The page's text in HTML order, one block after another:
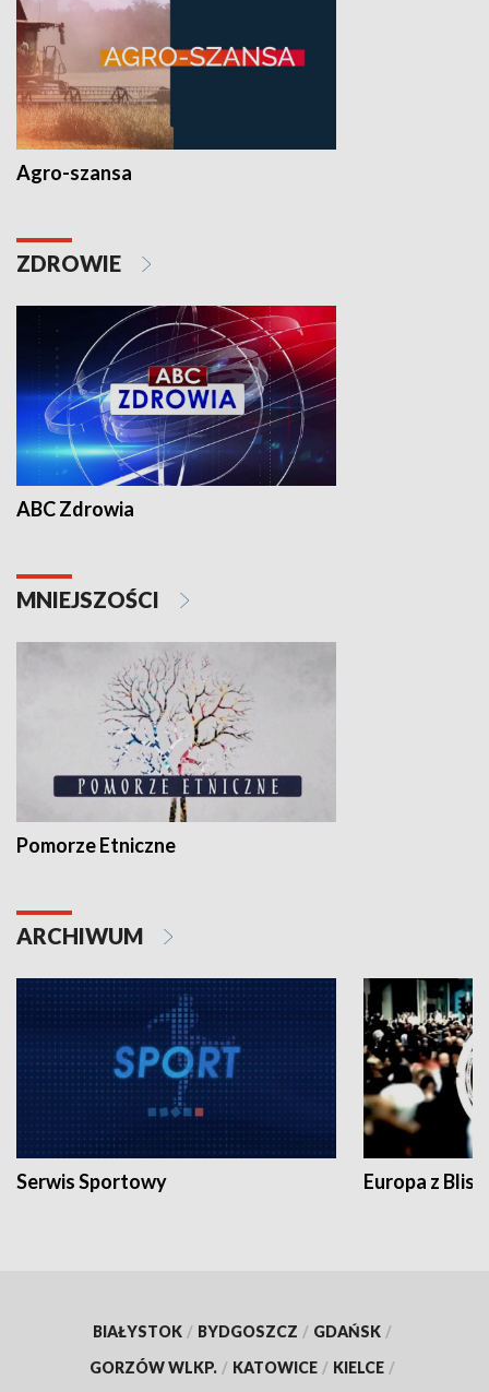
Agro-szansa
ZDROWIE
ABC Zdrowia
MNIEJSZOŚCI
Pomorze Etniczne
ARCHIWUM
Serwis Sportowy Europa z
BIAŁYSTOK / BYDGOSZCZ / GDAŃSK /
GORZÓW WLKP. / KATOWICE / KIELCE /